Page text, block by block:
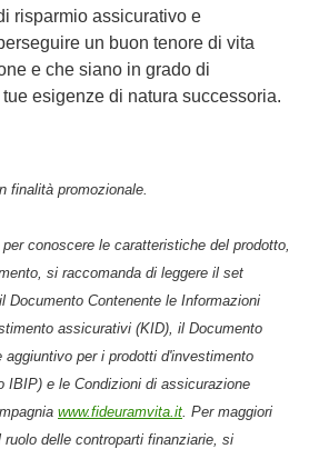
risparmio assicurativo e
un buon tenore di vita
e che siano in grado di
esigenze di natura successoria.
finalità promozionale.
conoscere le caratteristiche del prodotto,
si raccomanda di leggere il set
Documento Contenente le Informazioni
assicurativi (KID), il Documento
per i prodotti d'investimento
IBIP) e le Condizioni di assicurazione
www.fideuramvita.it. Per maggiori
delle controparti finanziarie, si